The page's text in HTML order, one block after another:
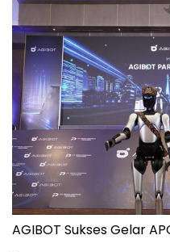
AGIBOT Sukses Gelar